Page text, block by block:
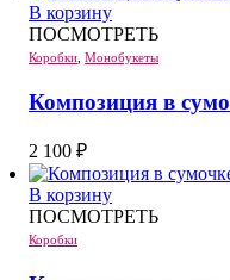
В корзину
ПОСМОТРЕТЬ
Коробки Монобукеты
Композиция в
2 100 ₽
В корзину
ПОСМОТРЕТЬ
Коробки